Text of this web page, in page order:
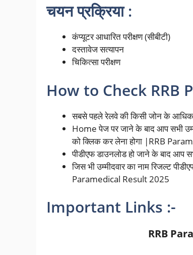
चयन प्रक्रिया :
कंप्यूटर आधारित परीक्षण (सीबीटी)
दस्तावेज सत्यापन
चिकित्सा परीक्षण
How to Check RRB
सबसे पहले रेलवे की किसी जोन के
Home पेज पर जाने के बाद आप सभी
को क्लिक कर लेना होगा |RRB
पीडीएफ डाउनलोड हो जाने के बाद आप
जिस भी उम्मीदवार का नाम रिजल्ट
Paramedical Result 2025
Important Links :-
RRB